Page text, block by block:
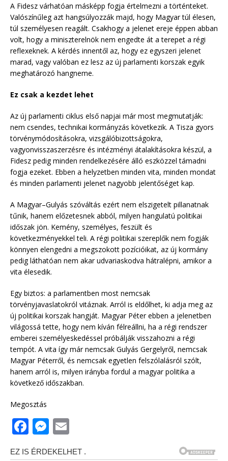
A Fidesz várhatóan másképp fogja értelmezni a történteket.
Valószínűleg azt hangsúlyozzák majd, hogy Magyar túl élesen,
túl személyesen reagált. Csakhogy a jelenet ereje éppen abban
volt, hogy a miniszterelnök nem engedte át a terepet a régi
reflexeknek. A kérdés innentől az, hogy ez egyszeri jelenet
marad, vagy valóban ez lesz az új parlamenti korszak egyik
meghatározó hangneme.
Ez csak a kezdet lehet
Az új parlamenti ciklus első napjai már most megmutatják:
nem csendes, technikai kormányzás következik. A Tisza gyors
törvénymódosításokra, vizsgálóbizottságokra,
vagyonvisszaszerzésre és intézményi átalakításokra készül, a
Fidesz pedig minden rendelkezésére álló eszközzel támadni
fogja ezeket. Ebben a helyzetben minden vita, minden mondat
és minden parlamenti jelenet nagyobb jelentőséget kap.
A Magyar–Gulyás szóváltás ezért nem elszigetelt pillanatnak
tűnik, hanem előzetesnek abból, milyen hangulatú politikai
időszak jön. Kemény, személyes, feszült és
következményekkel teli. A régi politikai szereplők nem fogják
könnyen elengedni a megszokott pozícióikat, az új kormány
pedig láthatóan nem akar udvariaskodva hátralépni, amikor a
vita élesedik.
Egy biztos: a parlamentben most nemcsak
törvényjavaslatokról vitáznak. Arról is eldőlhet, ki adja meg az
új politikai korszak hangját. Magyar Péter ebben a jelenetben
világossá tette, hogy nem kíván félreállni, ha a régi rendszer
emberei személyeskedéssel próbálják visszahozni a régi
tempót. A vita így már nemcsak Gulyás Gergelyről, nemcsak
Magyar Péterről, és nemcsak egyetlen felszólalásról szólt,
hanem arról is, milyen irányba fordul a magyar politika a
következő időszakban.
Megosztás
F
a
M